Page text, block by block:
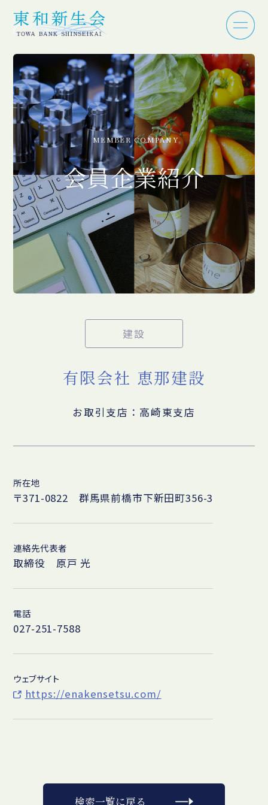
MEMBER COMPANY
会員企業紹介
建設
有限会社 恵那建設
お取引支店：高崎東支店
所在地
〒371-0822 群馬県前橋市下新田町356-3
連絡先代表者
取締役 原戸 光
電話
027-251-7588
ウェブサイト
https://enakensetsu.com/
検索一覧に戻る